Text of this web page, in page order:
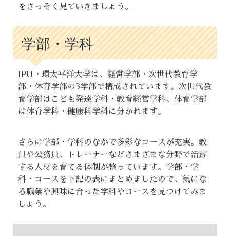
をさっそく見ていきましょう。
学部・学科
IPU・環太平洋大学は、経営学部・次世代教育学
部・体育学部の3学部で構成されています。次世代教
育学部はこども発達学科・教育経営学科、体育学部
は体育学科・健康科学科に分かれます。
さらに学部・学科のなかで多彩なコースが充実。教
員や公務員、トレーナーなどさまざまな分野で活躍
する人材を育てる体制が整っています。学部・学
科・コースを下記の表にまとめましたので、気にな
る職業や興味に合った学科やコースを見つけてみま
しょう。